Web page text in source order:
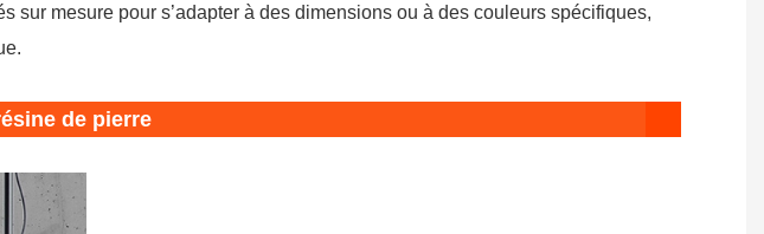
sur mesure pour s’adapter à des dimensions ou à des couleurs spécifiques,
de pierre